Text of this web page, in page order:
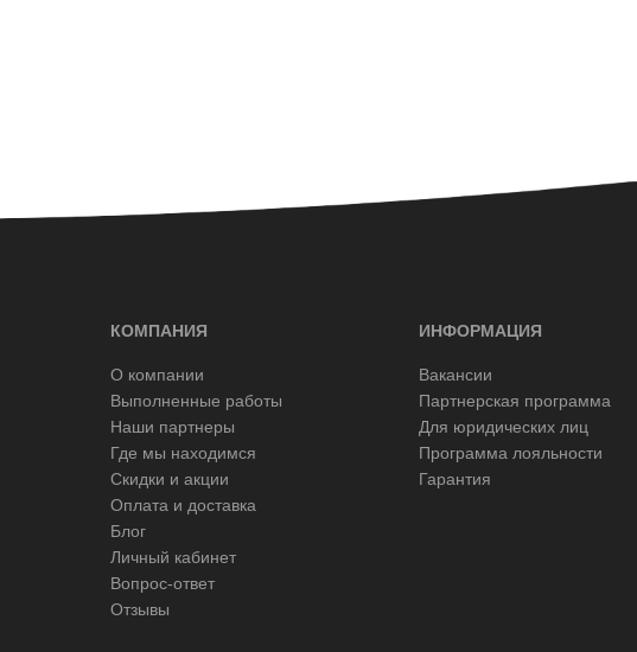
КОМПАНИЯ
О компании
Выполненные работы
Наши партнеры
Где мы находимся
Скидки и акции
Оплата и доставка
Блог
Личный кабинет
Вопрос-ответ
Отзывы
ИНФОРМАЦИЯ
Вакансии
Партнерская программа
Для юридических лиц
Программа лояльности
Гарантия